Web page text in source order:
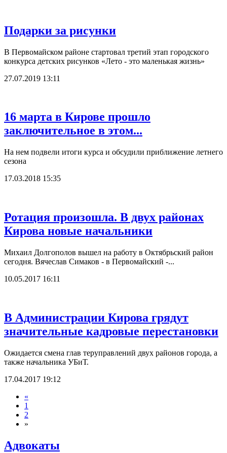
Подарки за рисунки
В Первомайском районе стартовал третий этап городского
конкурса детских рисунков «Лето - это маленькая жизнь»
27.07.2019 13:11
16 марта в Кирове прошло
заключительное в этом...
На нем подвели итоги курса и обсудили приближение летнего
сезона
17.03.2018 15:35
Ротация произошла. В двух районах
Кирова новые начальники
Михаил Долгополов вышел на работу в Октябрьский район
сегодня. Вячеслав Симаков - в Первомайский -...
10.05.2017 16:11
В Администрации Кирова грядут
значительные кадровые перестановки
Ожидается смена глав теруправлений двух районов города, а
также начальника УБиТ.
17.04.2017 19:12
«
1
2
»
Адвокаты